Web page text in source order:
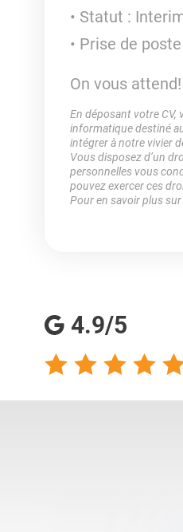
Statut :
Prise de
On vous attend!
En déposant votre CV,
informatique destiné
intégrer à notre vivier
Vous disposez d’un
personnelles vous
pouvez exercer ces
Pour en savoir plus
4.9/5